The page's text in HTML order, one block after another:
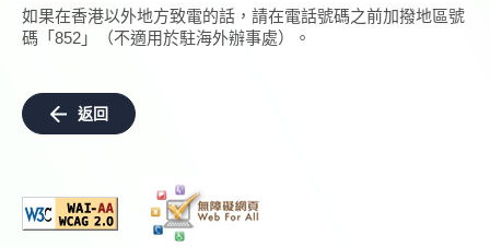
如果在香港以外地方致電的話，請在電話號碼之前加撥地區號
碼「852」（不適用於駐海外辦事處）。
返回